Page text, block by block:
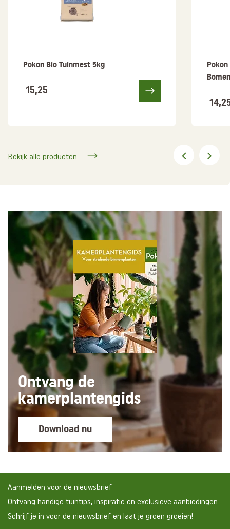
Pokon Bio Tuinmest 5kg
15,25
Bekijk alle producten
Ontvang de
kamerplantengids
Download nu
Aanmelden voor de nieuwsbrief
Ontvang handige tuintips, inspiratie en exclusieve aanbiedingen.
Schrijf je in voor de nieuwsbrief en laat je groen groeien!